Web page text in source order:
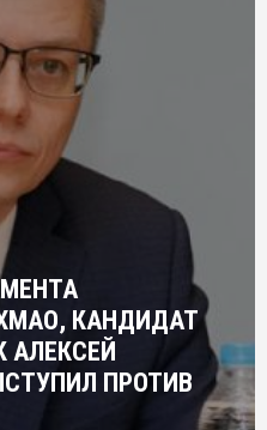
КАНДИДАТ
АЛЕКСЕЙ
ПРОТИВ